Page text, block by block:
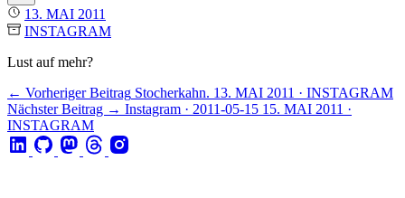
13. MAI 2011
INSTAGRAM
Lust auf mehr?
← Vorheriger Beitrag Stocherkahn. 13. MAI 2011 · INSTAGRAM
Nächster Beitrag → Instagram · 2011-05-15 15. MAI 2011 ·
INSTAGRAM